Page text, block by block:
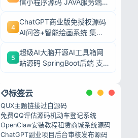
信小程序源码 JAVA服务端全
4
ChatGPT商业版免授权源码
AI问答+智能绘画系统 集成
5
超级AI大脑开源AI工具箱网
站源码 SpringBoot后端 支
标签云
QUX主题链接过白源码
免费QQ评估源码机动车登记系统
OpenClaw安装教程租赁商城系统源码
ChatGPT副业项目 后台审核发布源码